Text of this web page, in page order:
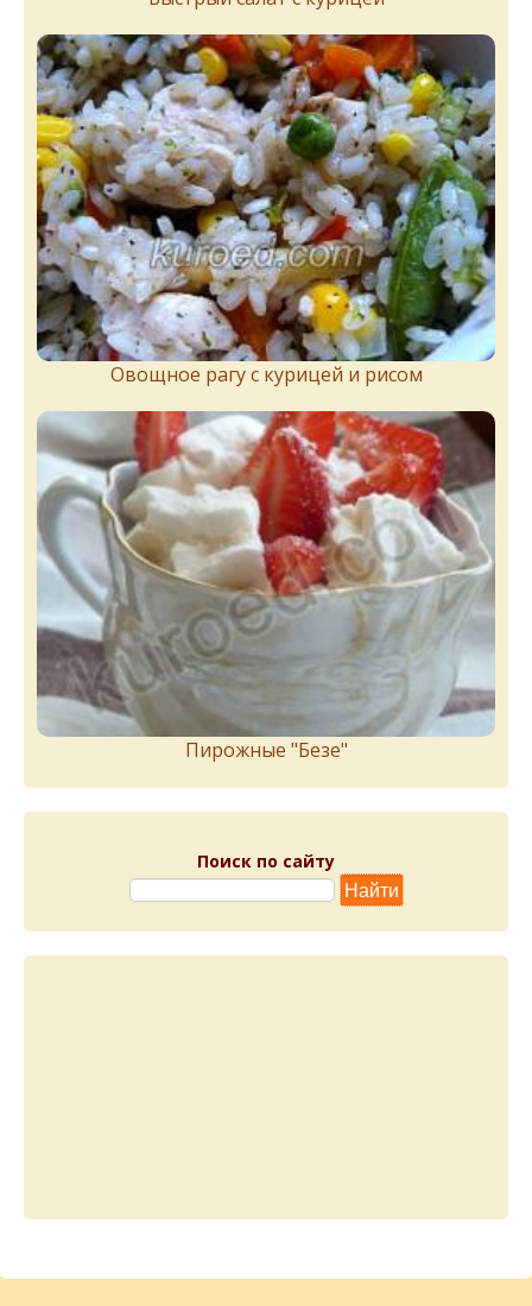
Овощное рагу с курицей и рисом
Пирожныe "Бeзe"
Поиск по сайту